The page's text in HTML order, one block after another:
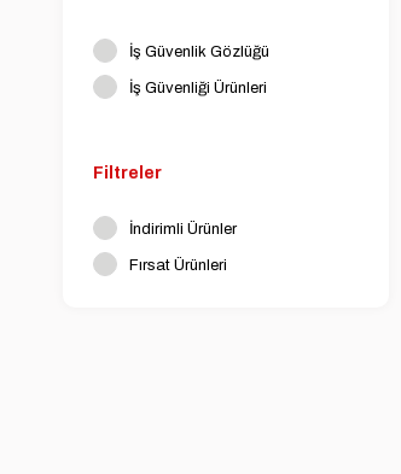
İş Güvenlik Gözlüğü
İş Güvenliği Ürünleri
Filtreler
İndirimli Ürünler
Fırsat Ürünleri